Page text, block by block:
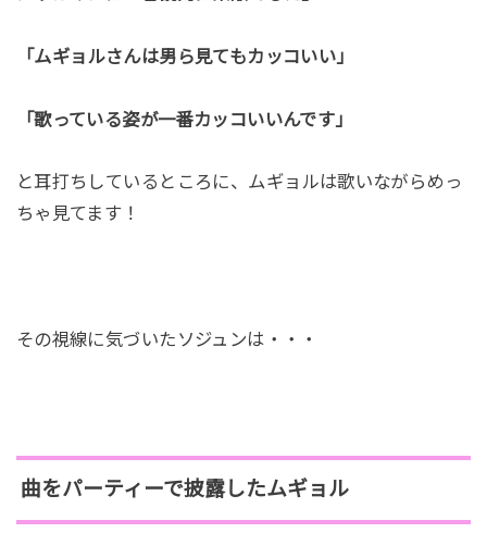
「ムギョルさんは男ら見てもカッコいい」
「歌っている姿が一番カッコいいんです」
と耳打ちしているところに、ムギョルは歌いながらめっ
ちゃ見てます！
その視線に気づいたソジュンは・・・
曲をパーティーで披露したムギョル